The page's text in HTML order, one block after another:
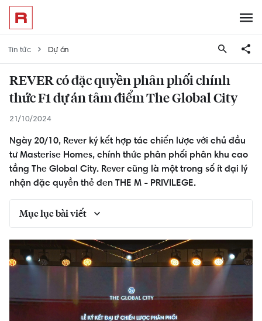
Tin tức Dự án
REVER có đặc quyền phân phối chính
thức F1 dự án tâm điểm The Global City
21/10/2024
Ngày 20/10, Rever ký kết hợp tác chiến lược với chủ đầu
tư Masterise Homes, chính thức phân phối phân khu cao
tầng The Global City. Rever cũng là một trong số ít đại lý
nhận đặc quyền thẻ đen THE M - PRIVILEGE.
Mục lục bài viết
Rever chính thức là đại lý F1 phân phối dự án
The Global City
The Global City - tâm điểm của thị trường BĐS
Rever tuyển dụng "chiến binh kinh doanh" phân